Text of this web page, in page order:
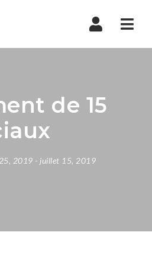
de 15
2019 - juillet 15, 2019